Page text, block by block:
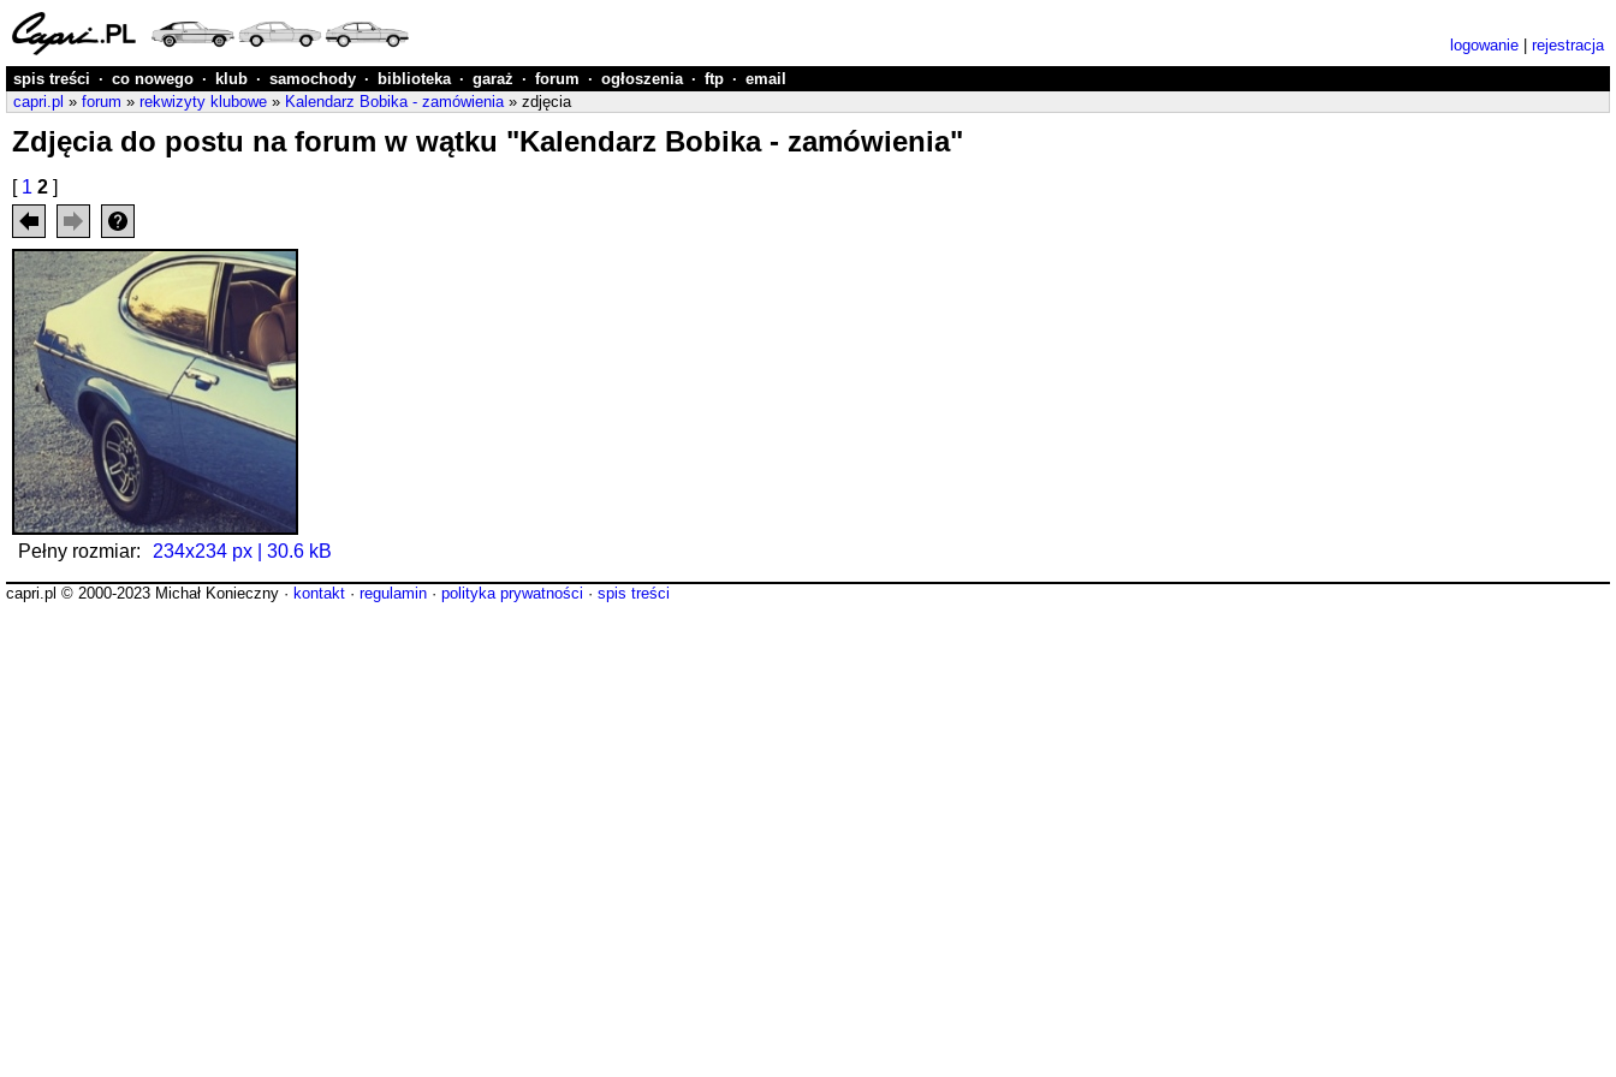
logowanie
rejestracja
spis treści · co nowego · klub · samochody · biblioteka · garaż · forum · ogłoszenia · ftp · email
capri.pl » forum » rekwizyty klubowe » Kalendarz Bobika - zamówienia» zdjęcia
Zdjęcia do postu na forum w wątku "Kalendarz Bobika - zamówienia"
[ 1 2 ]
Pełny rozmiar: 234x234 px | 30.6 kB
capri.pl © 2000-2023 Michał Konieczny · kontakt · regulamin · polityka prywatności · spis treści